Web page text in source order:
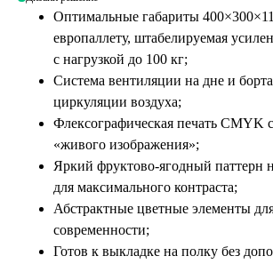
Оптимальные габариты
европаллету, штабелируемая
с нагрузкой до 100 кг;
Система вентиляции на дне и
циркуляции воздуха;
Флексографическая печать CMYK
«живого изображения»;
Яркий фруктово-ягодный паттерн
для максимального контраста;
Абстрактные цветные элементы
современности;
Готов к выкладке на полку без